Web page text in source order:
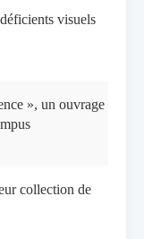
visuels
», un ouvrage
collection de